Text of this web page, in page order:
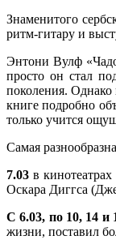
Знаменитого
ритм-гитару и
Энтони Вулф
просто он стал
поколения. Однако
книге подробно
только учится
Самая
7.03 в
Оскара Диггса
С 6.03, по 10, 14 и
жизни, поставил